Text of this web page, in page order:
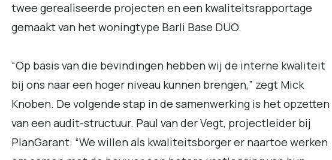
twee gerealiseerde projecten en een kwaliteitsrapportage
gemaakt van het woningtype Barli Base DUO.
“Op basis van die bevindingen hebben wij de interne kwaliteit
bij ons naar een hoger niveau kunnen brengen,” zegt Mick
Knoben. De volgende stap in de samenwerking is het opzetten
van een audit-structuur. Paul van der Vegt, projectleider bij
PlanGarant: “We willen als kwaliteitsborger er naartoe werken